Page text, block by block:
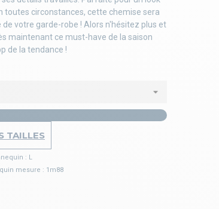
toutes circonstances, cette chemise sera
de votre garde-robe ! Alors n'hésitez plus et
maintenant ce must-have de la saison
de la tendance !
TAILLES
: L
mesure : 1m88